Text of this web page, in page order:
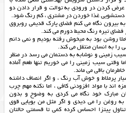
عرض کردن در ورودی به توالت و قرار دادن دو
دستشویی غذا خوردن در مشتری ، کم رنگ شود.
بیرون نگاه می کنم فضای پارک قدیمی روبروی
تیره رنگ محیط دورم می کند.
که هوا کاملا روشن بود به میخوش رفته بودیم و نمی دانم
به انسان منتقل می کند.
سیب زمینی و نوشابه به دستمان می رسد در منظر
وقتی سیب زمینی را می خوریم تنها طعم آماده
باقی می ماند.
پرملاط و خوش آب رنگ ، و اگر انصاف داشته
اند با مواد افزودنی کافی ، اما نکته مهم چرب
مبارک خود نگاه می کردی به وضوح و بدون
روغن را می دیدی و اگر مثل من بویایی قوی
پیتزا احساس کرده کمی تا قسمتی حالتان